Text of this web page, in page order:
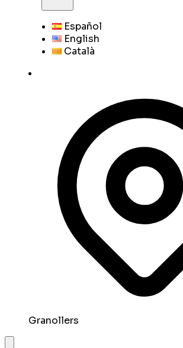
Español
English
Català
Granollers